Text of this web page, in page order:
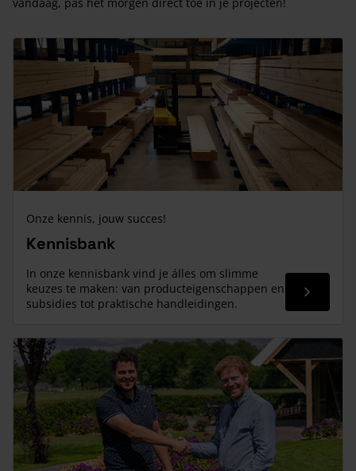
Onze kennis, jouw succes!
Kennisbank
In onze kennisbank vind je álles om slimme
keuzes te maken: van producteigenschappen en
subsidies tot praktische handleidingen.
Read